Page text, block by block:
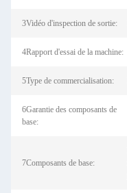
3Vidéo d'inspection de sortie:
4Rapport d'essai de la machine:
5Type de commercialisation:
6Garantie des composants de
base:
7Composants de base: